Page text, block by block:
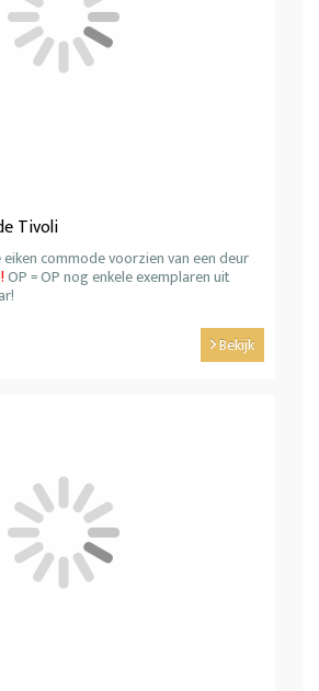
Tivoli
commode voorzien van een deur
OP = OP nog enkele exemplaren uit
Bekijk